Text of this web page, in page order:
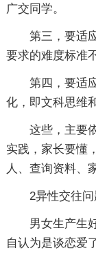
广交同学。
第三，要适
要求的难度标准
第四，要适
化，即文科思维
这些，主要
实践，家长要懂
人、查询资料、
2异性交往问
男女生产生
自认为是谈恋爱了